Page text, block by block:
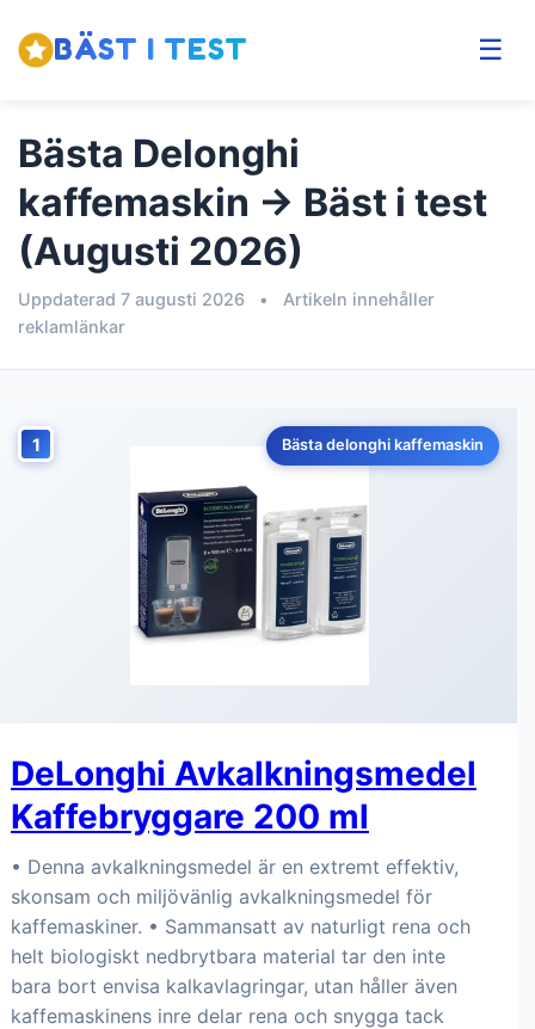
BÄST I TEST ☰
Bästa Delonghi
kaffemaskin → Bäst i test
(Augusti 2026)
Uppdaterad 7 augusti 2026 •
Artikeln innehåller
reklamlänkar
1 Bästa delonghi kaffemaskin
DeLonghi Avkalkningsmedel
Kaffebryggare 200 ml
• Denna avkalkningsmedel är en extremt effektiv,
skonsam och miljövänlig avkalkningsmedel för
kaffemaskiner. • Sammansatt av naturligt rena och
helt biologiskt nedbrytbara material tar den inte
bara bort envisa kalkavlagringar, utan håller även
kaffemaskinens inre delar rena och snygga tack